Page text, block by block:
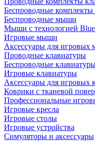
Беспроводные
Беспроводные мыши
Мыши с технологией
Игровые мыши
Аксессуары для игровых
Проводные клавиатуры
Беспроводные
Игровые клавиатуры
Аксессуары для игровых
Коврики с тканевой
Профессиональные
Игровые кресла
Игровые столы
Игровые устройства
Симуляторы и аксессуары